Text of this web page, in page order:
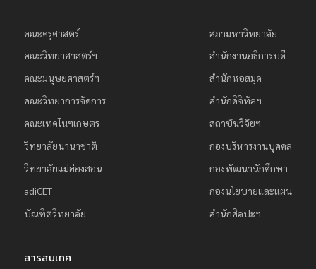
เ
ชี
ย
ง
ใ
ห
ม่
คณะครุศาสตร์
คณะวิทยาศาสตร์ฯ
คณะมนุษยศาสตร์ฯ
คณะวิทยาการจัดการ
คณะเทคโนฯเกษตร
วิทยาลัยนานาชาติ
วิทยาลัยแม่ฮ่องสอน
adiCET
บัณฑิตวิทยาลัย
สภามหาวิทยาลัย
สำนักงานอธิการบดี
สำนักหอสมุด
สำนักดิจิทัลฯ
สถาบันวิจัยฯ
กองบริหารงานบุคคล
กองพัฒนานักศึกษา
กองนโยบายและแผน
สำนักศิลปะฯ
สารสนเทศ